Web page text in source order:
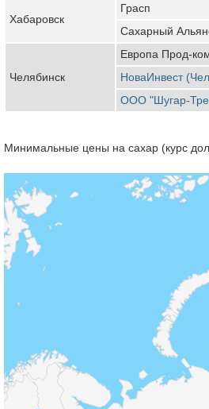
Хабаровск
Грасп
Сахарный
Челябинск
Европа Прод-
НоваИнвест
ООО "Шугар-
Минимальные цены на сахар (курс